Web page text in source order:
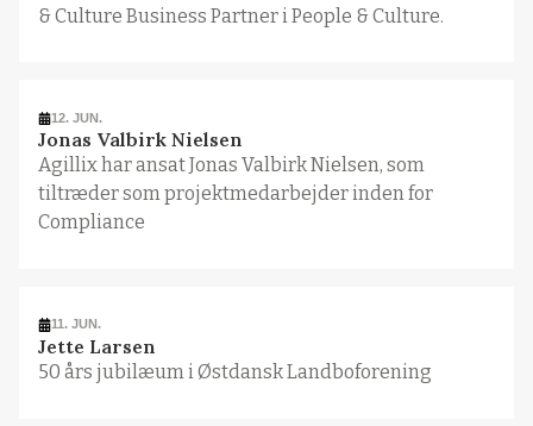
& Culture Business Partner i People & Culture.
12. JUN.
Jonas Valbirk Nielsen
Agillix har ansat Jonas Valbirk Nielsen, som
tiltræder som projektmedarbejder inden for
Compliance
11. JUN.
Jette Larsen
50 års jubilæum i Østdansk Landboforening